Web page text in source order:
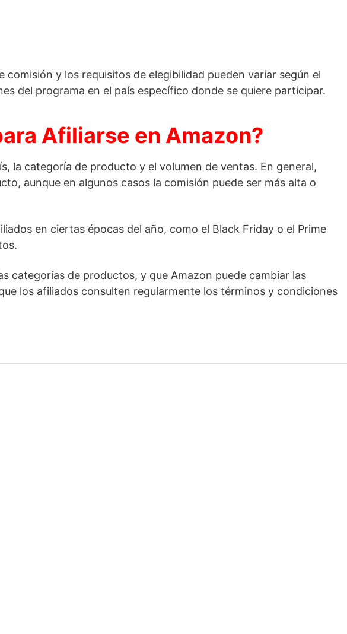
y los requisitos de elegibilidad pueden variar según el
del programa en el país específico donde se quiere participar.
Afiliarse en Amazon?
la categoría de producto y el volumen de ventas. En general,
aunque en algunos casos la comisión puede ser más alta o
en ciertas épocas del año, como el Black Friday o el Prime
categorías de productos, y que Amazon puede cambiar las
los afiliados consulten regularmente los términos y condiciones